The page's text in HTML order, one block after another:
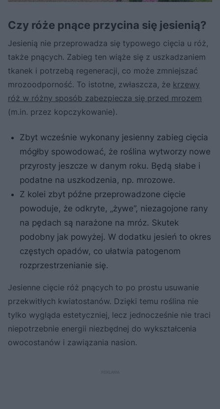
Czy róże pnące przycina się jesienią?
Jesienią nie przeprowadza się typowego cięcia u róż,
także pnących. Zabieg ten wiąże się z uszkadzaniem
tkanek i potrzebą regeneracji, co może zmniejszać
mrozoodporność. To istotne, zwłaszcza, że krzewy
róż w różny sposób zabezpiecza się przed mrozem
(m.in. przez kopczykowanie).
Zbyt wcześnie wykonany jesienny zabieg cięcia
mógłby spowodować, że roślina wytworzy nowe
przyrosty jeszcze w danym roku. Będą słabe i
podatne na uszkodzenia, np. mrozowe.
Z kolei zbyt późne przeprowadzone cięcie
powoduje, że odkryte, „żywe”, niezagojone rany
na pędach są narażone na mróz. Skutek
podobny jak powyżej. W dodatku jesień to okres
częstych opadów, co ułatwia patogenom
rozprzestrzenianie się.
Jesienne cięcie róż pnących to po prostu usuwanie
przekwitłych kwiatostanów. Dzięki temu roślina nie
tylko wygląda estetyczniej, lecz jednocześnie nie traci
niepotrzebnie energii niezbędnej do wykształcenia
owocostanów i zawiązania nasion.